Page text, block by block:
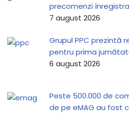
precomenzi
7 august 2026
Grupul PPC prezintă
pentru prima
6 august 2026
Peste 500.000 de
de pe eMAG au fost